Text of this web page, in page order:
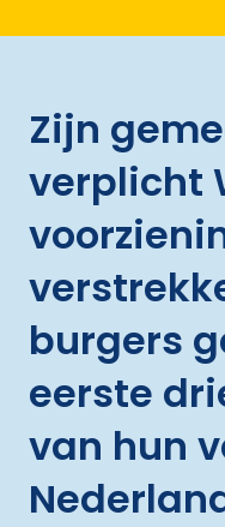
Zijn
verplicht
burgers
eerste
van hun